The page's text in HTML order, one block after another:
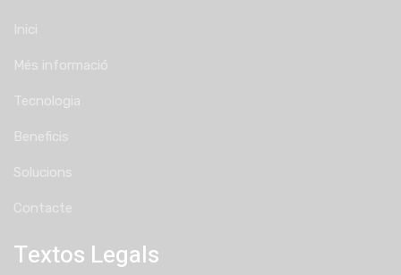
Inici
Més informació
Tecnologia
Beneficis
Solucions
Contacte
Textos Legals